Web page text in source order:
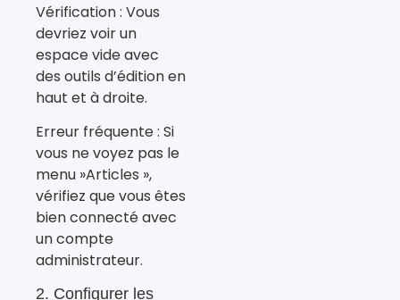
Vérification : Vous
devriez voir un
espace vide avec
des outils d’édition en
haut et à droite.
Erreur fréquente : Si
vous ne voyez pas le
menu »Articles »,
vérifiez que vous êtes
bien connecté avec
un compte
administrateur.
2. Configurer les